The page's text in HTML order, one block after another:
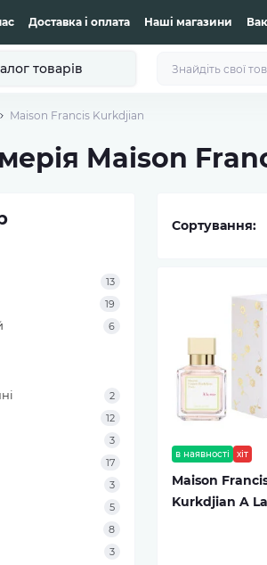
Доставка і оплата Наші магазини
товарів
Maison Francis Kurkdjian
Maison
13
19
6
2
12
3
17
3
5
8
3
Сортування:
в наявності хіт
Maison
Kurkdjian A